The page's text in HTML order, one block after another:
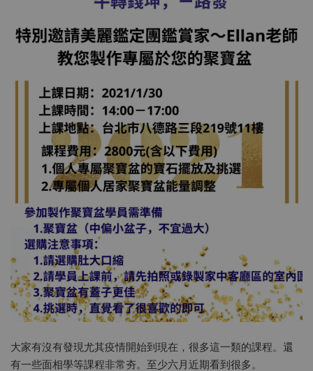
大家有沒有發現尤其疫情開始到現在，很多這一類的課程。還
有一些面相學等課程非常夯。至少六月近期看到很多。